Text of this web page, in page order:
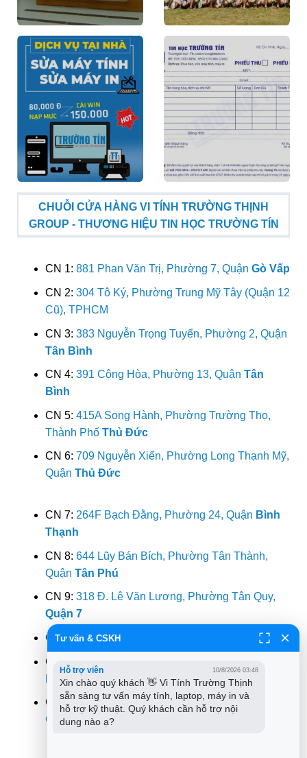
CHUỖI CỬA HÀNG VI TÍNH TRƯỜNG THỊNH
GROUP - THƯƠNG HIỆU TIN HỌC TRƯỜNG TÍN
CN 1: 881 Phan Văn Trị, Phường 7, Quận Gò Vấp
CN 2: 304 Tô Ký, Phường Trung Mỹ Tây (Quận 12
Cũ), TPHCM
CN 3: 383 Nguyễn Trọng Tuyển, Phường 2, Quận
Tân Bình
CN 4: 391 Cộng Hòa, Phường 13, Quận Tân
Bình
CN 5: 415A Song Hành, Phường Trường Thọ,
Thành Phố Thủ Đức
CN 6: 709 Nguyễn Xiển, Phường Long Thạnh Mỹ,
Quận Thủ Đức
CN 7: 264F Bạch Đằng, Phường 24, Quận Bình
Thạnh
CN 8: 644 Lũy Bán Bích, Phường Tân Thành,
Quận Tân Phú
CN 9: 318 Đ. Lê Văn Lương, Phường Tân Quy,
Quận 7
CN 10:362 Đường 3/2, Phường 12, Quận 10
CN 11:
Nhuận
CN 12:853 Tỉnh Lộ 10, Phường Bình Trị Đông B,
QuậnBình Tân
Tư vấn & CSKH
Hỗ trợ viên 10/8/2026 03:48
Xin chào quý khách 👋 Vi Tính Trường Thịnh
sẵn sàng tư vấn máy tính, laptop, máy in và
hỗ trợ kỹ thuật. Quý khách cần hỗ trợ nội
dung nào ạ?